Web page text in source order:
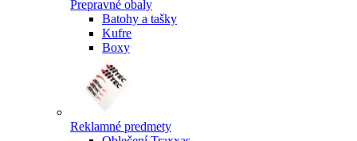
Prepravné obaly
Batohy a tašky
Kufre
Boxy
Reklamné predmety